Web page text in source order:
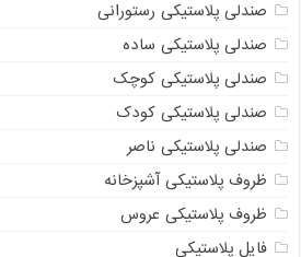
صندلی پلاستیکی رستورانی
صندلی پلاستیکی ساده
صندلی پلاستیکی کوچک
صندلی پلاستیکی کودک
صندلی پلاستیکی ناصر
ظروف پلاستیکی آشپزخانه
ظروف پلاستیکی عروس
فایل پلاستیکی